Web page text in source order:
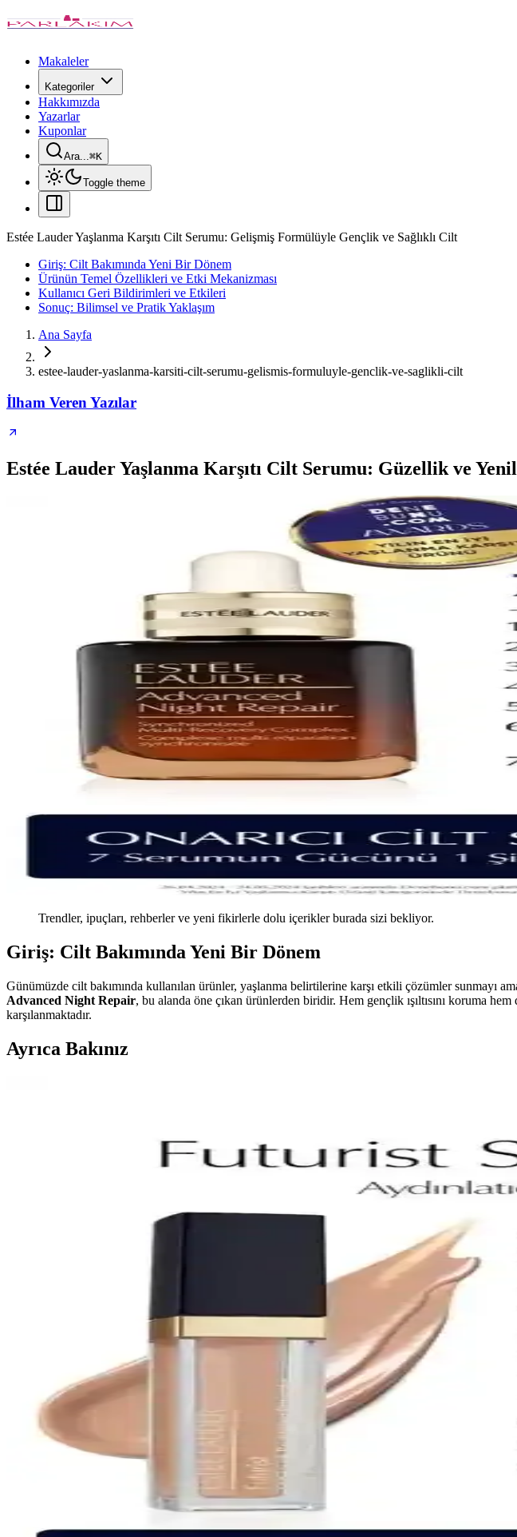
Makaleler
Kategoriler
Hakkımızda
Yazarlar
Kuponlar
Ara...⌘K
Toggle theme
Estée Lauder Yaşlanma Karşıtı Cilt Serumu: Gelişmiş Formülüyle Gençlik ve Sağlıklı Cilt
Giriş: Cilt Bakımında Yeni Bir Dönem
Ürünün Temel Özellikleri ve Etki Mekanizması
Kullanıcı Geri Bildirimleri ve Etkileri
Sonuç: Bilimsel ve Pratik Yaklaşım
Ana Sayfa
estee-lauder-yaslanma-karsiti-cilt-serumu-gelismis-formuluyle-genclik-ve-saglikli-cilt
İlham Veren Yazılar
Estée Lauder Yaşlanma Karşıtı Cilt Serumu: Güzellik ve
Trendler, ipuçları, rehberler ve yeni fikirlerle dolu içerikler burada sizi bekliyor.
Giriş: Cilt Bakımında Yeni Bir Dönem
Günümüzde cilt bakımında kullanılan ürünler, yaşlanma belirtilerine karşı etkili çözümler sunmayı
Advanced Night Repair, bu alanda öne çıkan ürünlerden biridir. Hem gençlik ışıltısını koruma
karşılanmaktadır.
Ayrıca Bakınız
İki farklı Estée Lauder Double Wear fondötenin özellikleri, kalıcılık ve kapatıcılık performansları
Estée Lauder Double Wear Fondöten Karşılaştırması 1N2 Ecru ve 4N1 Shell
Estée Lauder Double Wear fondötenlerinin 1N2 Ecru ve 4N1 Shell Beige renklerini, kalıcılık,
Estée Lauder Yaşlanma Karşıtı Cilt Serumu: Gelişmiş Formülüyle Gençlik ve
Estée Lauder'in yaşlanma karşıtı serumu, ciltte sıkılaştırıcı, ton eşitleyici ve kırışıklık karşıtı
Estée Lauder Double Wear Fondöten Karşılaştırması: Kalıcı ve Doğal
İki popüler Estée Lauder fondötenini karşılaştırıyoruz. Uzun süre kalıcılık, doğal görünüm ve
Estée Lauder Double Wear Fondöten Karşılaştırması: Kalıcılık ve Pratiklik
İki farklı Estée Lauder Double Wear fondötenin özellikleri, kalıcılık ve kullanım alanları detaylı
Estée Lauder Double Wear Fondöten Karşılaştırması: 1N1 Ivory Nude ve
Estée Lauder Double Wear fondötenleri, yüksek kapatıcılık ve kalıcılık sunar. 1N1 Ivory Nude
ten tonlarına uyum sağlar.
Estée Lauder Double Wear Fondöten Karşılaştırması: 2C1 Pure Beige ve
İki popüler Estée Lauder Double Wear fondöteninin özellikleri, kalıcılık ve kapatıcılık seviyeleri